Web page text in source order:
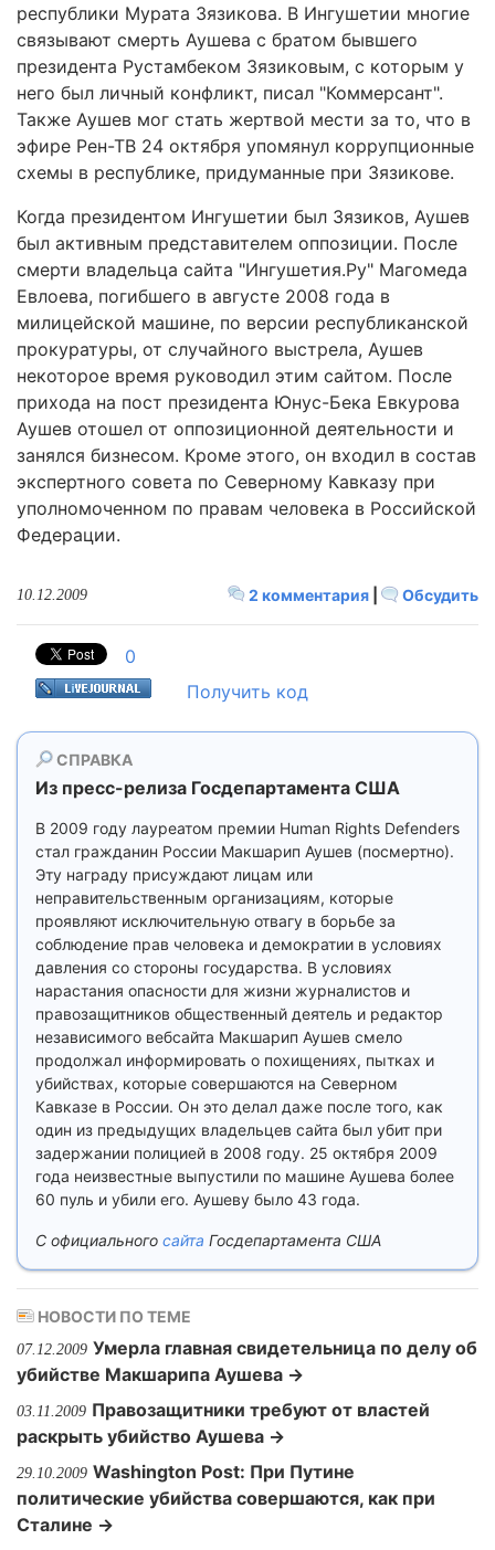
республики Мурата Зязикова. В Ингушетии многие
связывают смерть Аушева с братом бывшего
президента Рустамбеком Зязиковым, с которым у
него был личный конфликт, писал "Коммерсант".
Также Аушев мог стать жертвой мести за то, что в
эфире Рен-ТВ 24 октября упомянул коррупционные
схемы в республике, придуманные при Зязикове.
Когда президентом Ингушетии был Зязиков, Аушев
был активным представителем оппозиции. После
смерти владельца сайта "Ингушетия.Ру" Магомеда
Евлоева, погибшего в августе 2008 года в
милицейской машине, по версии республиканской
прокуратуры, от случайного выстрела, Аушев
некоторое время руководил этим сайтом. После
прихода на пост президента Юнус-Бека Евкурова
Аушев отошел от оппозиционной деятельности и
занялся бизнесом. Кроме этого, он входил в состав
экспертного совета по Северному Кавказу при
уполномоченном по правам человека в Российской
Федерации.
2 комментария Обсудить
10.12.2009
0
Получить код
СПРАВКА
Из пресс-релиза Госдепартамента США
В 2009 году лауреатом премии Human Rights Defenders
стал гражданин России Макшарип Аушев (посмертно).
Эту награду присуждают лицам или
неправительственным организациям, которые
проявляют исключительную отвагу в борьбе за
соблюдение прав человека и демократии в условиях
давления со стороны государства. В условиях
нарастания опасности для жизни журналистов и
правозащитников общественный деятель и редактор
независимого вебсайта Макшарип Аушев смело
продолжал информировать о похищениях, пытках и
убийствах, которые совершаются на Северном
Кавказе в России. Он это делал даже после того, как
один из предыдущих владельцев сайта был убит при
задержании полицией в 2008 году. 25 октября 2009
года неизвестные выпустили по машине Аушева более
60 пуль и убили его. Аушеву было 43 года.
С официального сайта Госдепартамента США
НОВОСТИ ПО ТЕМЕ
07.12.2009 Умерла главная свидетельница по делу об
убийстве Макшарипа Аушева →
03.11.2009 Правозащитники требуют от властей
раскрыть убийство Аушева →
29.10.2009 Washington Post: При Путине
политические убийства совершаются, как при
Сталине →